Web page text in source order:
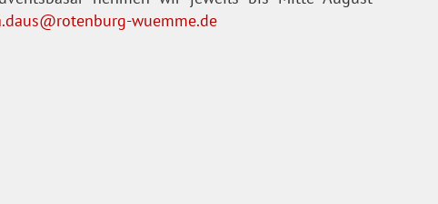
wuemme.de